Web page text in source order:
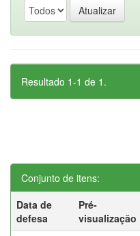
Resultado 1-1 de 1.
Conjunto de itens:
Data de
defesa
Pré-
visualização